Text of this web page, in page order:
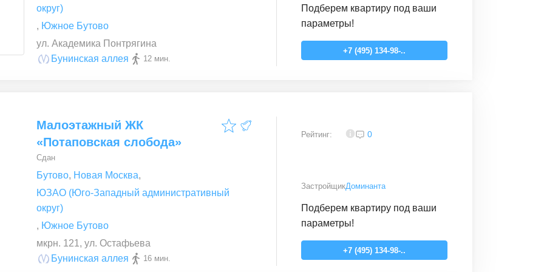
округ)
, Южное Бутово
ул. Академика Понтрягина
Бунинская аллея
12 мин.
Подберем квартиру под ваши
параметры!
+7 (495) 134-98-..
Малоэтажный ЖК
«Потаповская слобода»
Сдан
Бутово, Новая Москва,
ЮЗАО (Юго-Западный административный
округ)
, Южное Бутово
мкрн. 121, ул. Остафьева
Бунинская аллея
16 мин.
Рейтинг: 0
ЗастройщикДоминанта
Подберем квартиру под ваши
параметры!
+7 (495) 134-98-..